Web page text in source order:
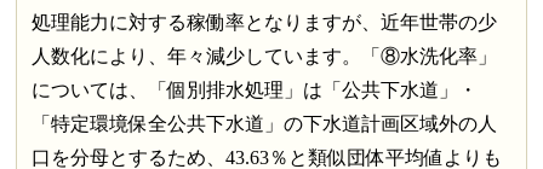
処理能力に対する稼働率となりますが、近年世帯の少
人数化により、年々減少しています。「⑧水洗化率」
については、「個別排水処理」は「公共下水道」・
「特定環境保全公共下水道」の下水道計画区域外の人
口を分母とするため、43.63％と類似団体平均値よりも